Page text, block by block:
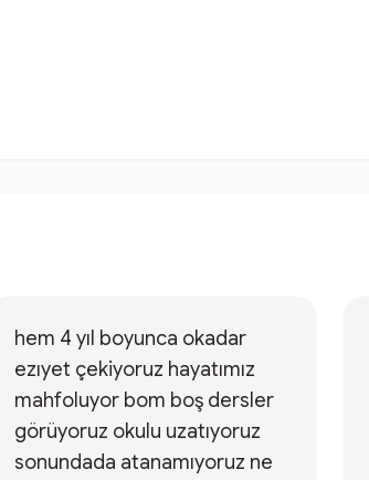
hem 4 yıl boyunca okadar
ezıyet çekiyoruz hayatımız
mahfoluyor bom boş dersler
görüyoruz okulu uzatıyoruz
sonundada atanamıyoruz ne